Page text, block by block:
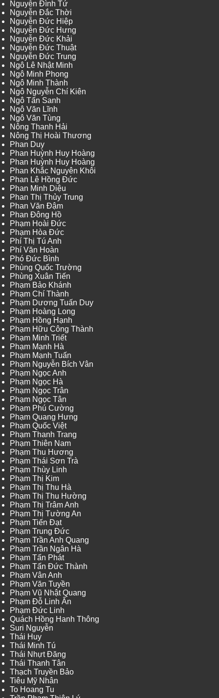
Nguyễn Đình Tứ
Nguyễn Đắc Thời
Nguyễn Đức Hiệp
Nguyễn Đức Hưng
Nguyễn Đức Khải
Nguyễn Đức Thuật
Nguyễn Đức Trung
Ngô Lê Nhật Minh
Ngô Minh Phong
Ngô Minh Thành
Ngô Nguyễn Chí Kiên
Ngô Tấn Sanh
Ngô Văn Lĩnh
Ngô Văn Tùng
Nông Thanh Hải
Nông Thị Hoài Thương
Phan Duy
Phan Huỳnh Huy Hoàng
Phan Huỳnh Huy Hoàng
Phan Khắc Nguyên Khôi
Phan Lê Hồng Đức
Phan Minh Diệu
Phan Thị Thủy Trung
Phan Văn Đậm
Phan Đông Hồ
Phạm Hoài Đức
Phạm Hòa Đức
Phí Thị Tú Anh
Phí Văn Hoàn
Phó Đức Bình
Phùng Quốc Trường
Phùng Xuân Tiến
Phạm Bảo Khánh
Phạm Chí Thành
Phạm Dương Tuấn Duy
Phạm Hoàng Long
Phạm Hồng Hạnh
Phạm Hữu Công Thành
Phạm Minh Triết
Phạm Mạnh Hà
Phạm Mạnh Tuấn
Phạm Nguyễn Bích Vân
Phạm Ngọc Anh
Phạm Ngọc Hà
Phạm Ngọc Trân
Phạm Ngọc Tân
Phạm Phú Cường
Phạm Quang Hưng
Phạm Quốc Việt
Phạm Thanh Trang
Phạm Thiên Nam
Phạm Thu Hương
Phạm Thái Sơn Trà
Phạm Thùy Linh
Phạm Thị Kim
Phạm Thị Thu Hà
Phạm Thị Thu Hường
Phạm Thị Trâm Anh
Phạm Thị Tường An
Phạm Tiến Đạt
Phạm Trung Đức
Phạm Trần Anh Quang
Phạm Trần Ngân Hà
Phạm Tấn Phát
Phạm Tấn Đức Thành
Phạm Vân Anh
Phạm Văn Tuyền
Phạm Vũ Nhật Quang
Phạm Đỗ Linh Ấn
Phạm Đức Linh
Quách Hồng Hanh Thông
Suri Nguyễn
Thái Huy
Thái Minh Tú
Thái Nhựt Đăng
Thái Thanh Tân
Thạch Truyền Bảo
Tiêu Mỹ Nhân
To Hoang Tu